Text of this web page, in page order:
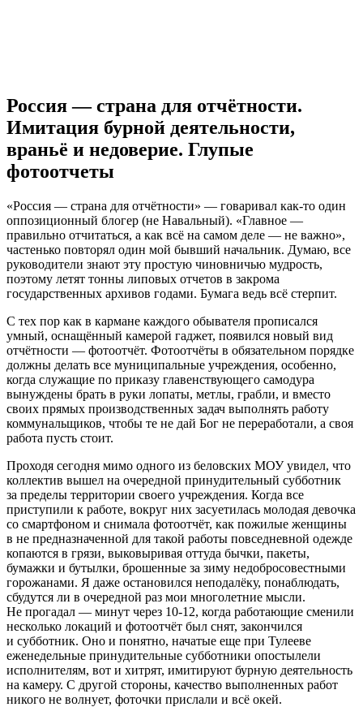
Россия — страна для отчётности.
Имитация бурной деятельности,
враньё и недоверие. Глупые
фотоотчеты
«Россия — страна для отчётности» — говаривал как-то один
оппозиционный блогер (не Навальный). «Главное —
правильно отчитаться, а как всё на самом деле — не важно»,
частенько повторял один мой бывший начальник. Думаю, все
руководители знают эту простую чиновничью мудрость,
поэтому летят тонны липовых отчетов в закрома
государственных архивов годами. Бумага ведь всё стерпит.
С тех пор как в кармане каждого обывателя прописался
умный, оснащённый камерой гаджет, появился новый вид
отчётности — фотоотчёт. Фотоотчёты в обязательном порядке
должны делать все муниципальные учреждения, особенно,
когда служащие по приказу главенствующего самодура
вынуждены брать в руки лопаты, метлы, грабли, и вместо
своих прямых производственных задач выполнять работу
коммунальщиков, чтобы те не дай Бог не переработали, а своя
работа пусть стоит.
Проходя сегодня мимо одного из беловских МОУ увидел, что
коллектив вышел на очередной принудительный субботник
за пределы территории своего учреждения. Когда все
приступили к работе, вокруг них засуетилась молодая девочка
со смартфоном и снимала фотоотчёт, как пожилые женщины
в не предназначенной для такой работы повседневной одежде
копаются в грязи, выковыривая оттуда бычки, пакеты,
бумажки и бутылки, брошенные за зиму недобросовестными
горожанами. Я даже остановился неподалёку, понаблюдать,
сбудутся ли в очередной раз мои многолетние мысли.
Не прогадал — минут через 10-12, когда работающие сменили
несколько локаций и фотоотчёт был снят, закончился
и субботник. Оно и понятно, начатые еще при Тулееве
еженедельные принудительные субботники опостылели
исполнителям, вот и хитрят, имитируют бурную деятельность
на камеру. С другой стороны, качество выполненных работ
никого не волнует, фоточки прислали и всё окей.